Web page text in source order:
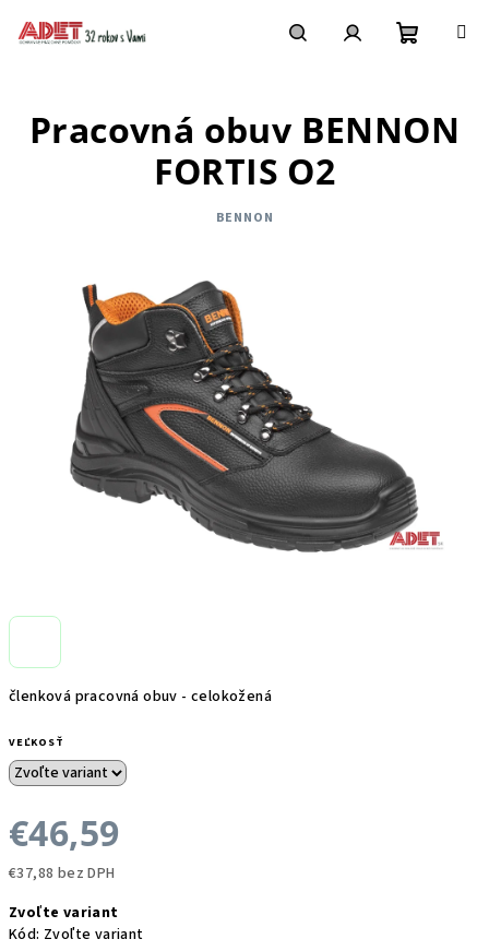
košík
členková pracovná obuv - celokožená
VEĽKOSŤ
€46,59
€37,88 bez DPH
cena:
Zvoľte variant
Kód: Zvoľte variant
Pracovná obuv BENNON
FORTIS O2
BENNON